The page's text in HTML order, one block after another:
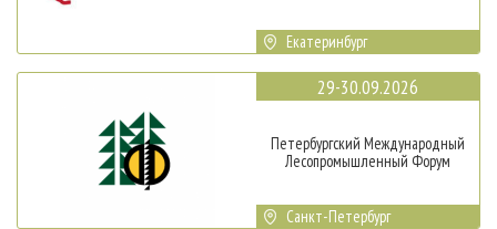
Екатеринбург
29-30.09.2026
Петербургский Международный
Лесопромышленный Форум
Санкт-Петербург